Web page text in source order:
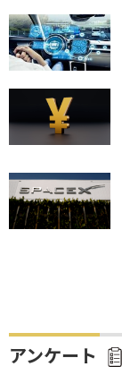
アンケート